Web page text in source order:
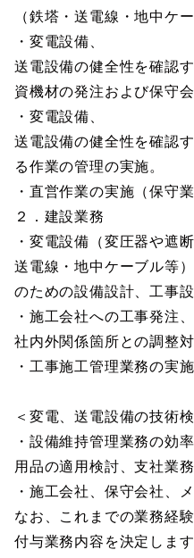
（鉄塔・送電線・地中ケ
・変電設備、
送電設備の健全性を確認
資機材の発注および保守
・変電設備、
送電設備の健全性を確認
る作業の管理の実施。
・直営作業の実施（保守
２．建設業務
・変電設備（変圧器や遮
送電線・地中ケーブル等
のための設備設計、工事設
・施工会社への工事発注
社内外関係箇所との調整対
・工事施工管理業務の実施
＜変電、送電設備の技術
・設備維持管理業務の効
用品の適用検討、支社業
・施工会社、保守会社、
なお、これまでの業務経
付与業務内容を決定します